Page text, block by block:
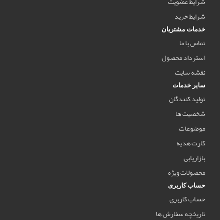
شرایط خرید
خدمات مشتریان
تماس با ما
استرداد محصول
نقشه سایت
سایر خدمات
تولید کنندگان
شخصیت ها
موضوعات
کارت هدیه
بازاریابی
محصولات ویژه
حساب کاربری
حساب کاربری
تاریخچه سفارش ها